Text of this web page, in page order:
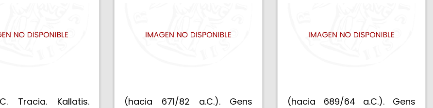
Tracia. Kallatis.
(hacia 671/82 a.C.). Gens
(hacia 689/64 a.C.). Gens